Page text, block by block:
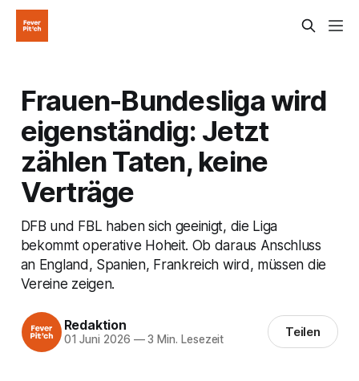
Frauen-Bundesliga wird
eigenständig: Jetzt
zählen Taten, keine
Verträge
DFB und FBL haben sich geeinigt, die Liga
bekommt operative Hoheit. Ob daraus Anschluss
an England, Spanien, Frankreich wird, müssen die
Vereine zeigen.
Redaktion
01 Juni 2026 —3 Min. Lesezeit Teilen